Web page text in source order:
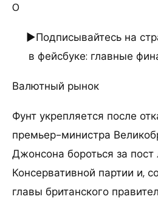
0
►Подписывайтесь на
в фейсбуке: главные
Валютный рынок
Фунт укрепляется после
премьер-министра
Джонсона бороться за пост
Консервативной партии и,
главы британского